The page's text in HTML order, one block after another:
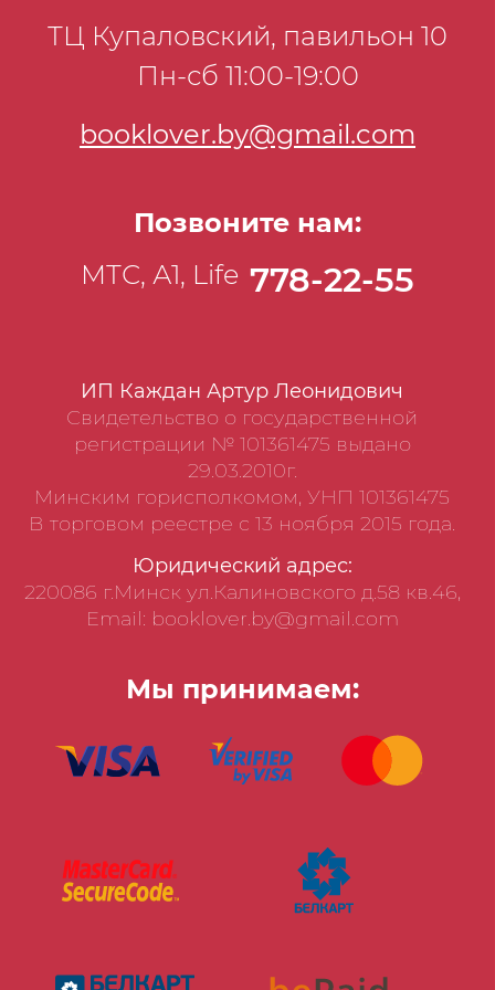
пресноводных рыб, особенности их
поведения и поклева. • Применение
приманок. • Особенности зимней
ИП Каждан Артур Леонидович
Свидетельство о государственной
регистрации № 101361475 выдано
29.03.2010г.
Минским горисполкомом, УНП 101361475
В торговом реестре с 13 ноября 2015 года.
Юридический адрес:
220086 г.Минск ул.Калиновского д.58 кв.46,
Email: booklover.by@gmail.com
Мы принимаем:
ТЦ Купаловский, павильон 10
Пн-сб 11:00-19:00
booklover.by@gmail.com
Позвоните нам:
МТС, А1, Life 778-22-55